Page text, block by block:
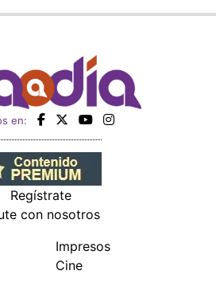
en:
Regístrate
con nosotros
Impresos
Cine